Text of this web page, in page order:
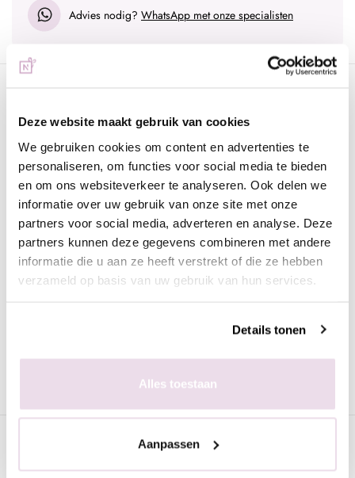
Deze website maakt gebruik van cookies
We gebruiken cookies om content en advertenties te
personaliseren, om functies voor social media te bieden
en om ons websiteverkeer te analyseren. Ook delen we
informatie over uw gebruik van onze site met onze
partners voor social media, adverteren en analyse. Deze
partners kunnen deze gegevens combineren met andere
informatie die u aan ze heeft verstrekt of die ze hebben
verzameld op basis van uw gebruik van hun services.
Details tonen
Alles toestaan
Aanpassen
Advies nodig? WhatsApp met onze specialisten
Urban Nails Ordinary Penseel | Oval 6 -
Short
Dit penseel is onmisbaar in je salon voor bijvoorbeeld de
applicatie van je builder gel. Strak je base aanbrengen of
styleren van gel lukt met dit korte oval 6 penseel zeker! Het
Urban Nails Ordinary Penseel is van suprieure kwaliteit.
Ga met zorg om met dit penseel om de gebruiksduur optimaal
te benutten. Zorg dat de haren niet in contact komen met
beschadigen en hard worden. Verwijder product met een
Conditioner voor je penseel.